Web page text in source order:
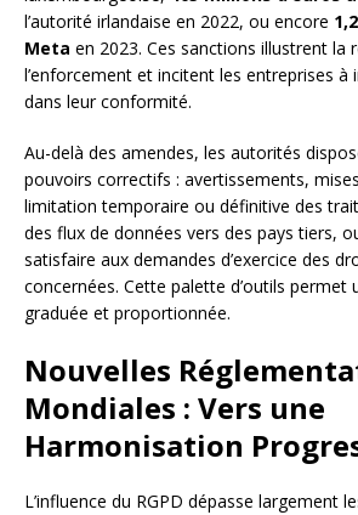
l’autorité irlandaise en 2022, ou encore
Meta en 2023. Ces sanctions illustrent la
l’enforcement et incitent les entreprises à
dans leur conformité.
Au-delà des amendes, les autorités
pouvoirs correctifs : avertissements,
limitation temporaire ou définitive des
des flux de données vers des pays tiers,
satisfaire aux demandes d’exercice des
concernées. Cette palette d’outils permet
graduée et proportionnée.
Nouvelles
Mondiales : Vers une
Harmonisation
L’influence du RGPD dépasse largement